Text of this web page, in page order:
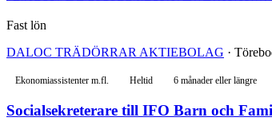
Fast lön
DALOC TRÄDÖRRAR AKTIEBOLAG ·
Ekonomiassistenter m.fl. Heltid 6 månader eller längre
Socialsekreterare till IFO Barn och